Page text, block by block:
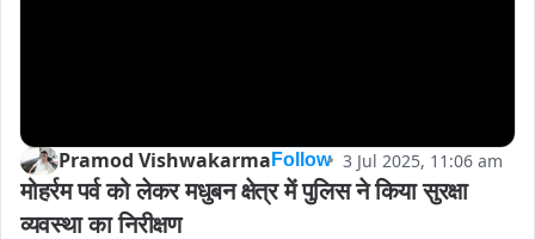
Pramod Vishwakarma Follow 3 Jul 2025, 11:06 am
मोहर्रम पर्व को लेकर मधुबन क्षेत्र में पुलिस ने किया सुरक्षा
व्यवस्था का निरीक्षण